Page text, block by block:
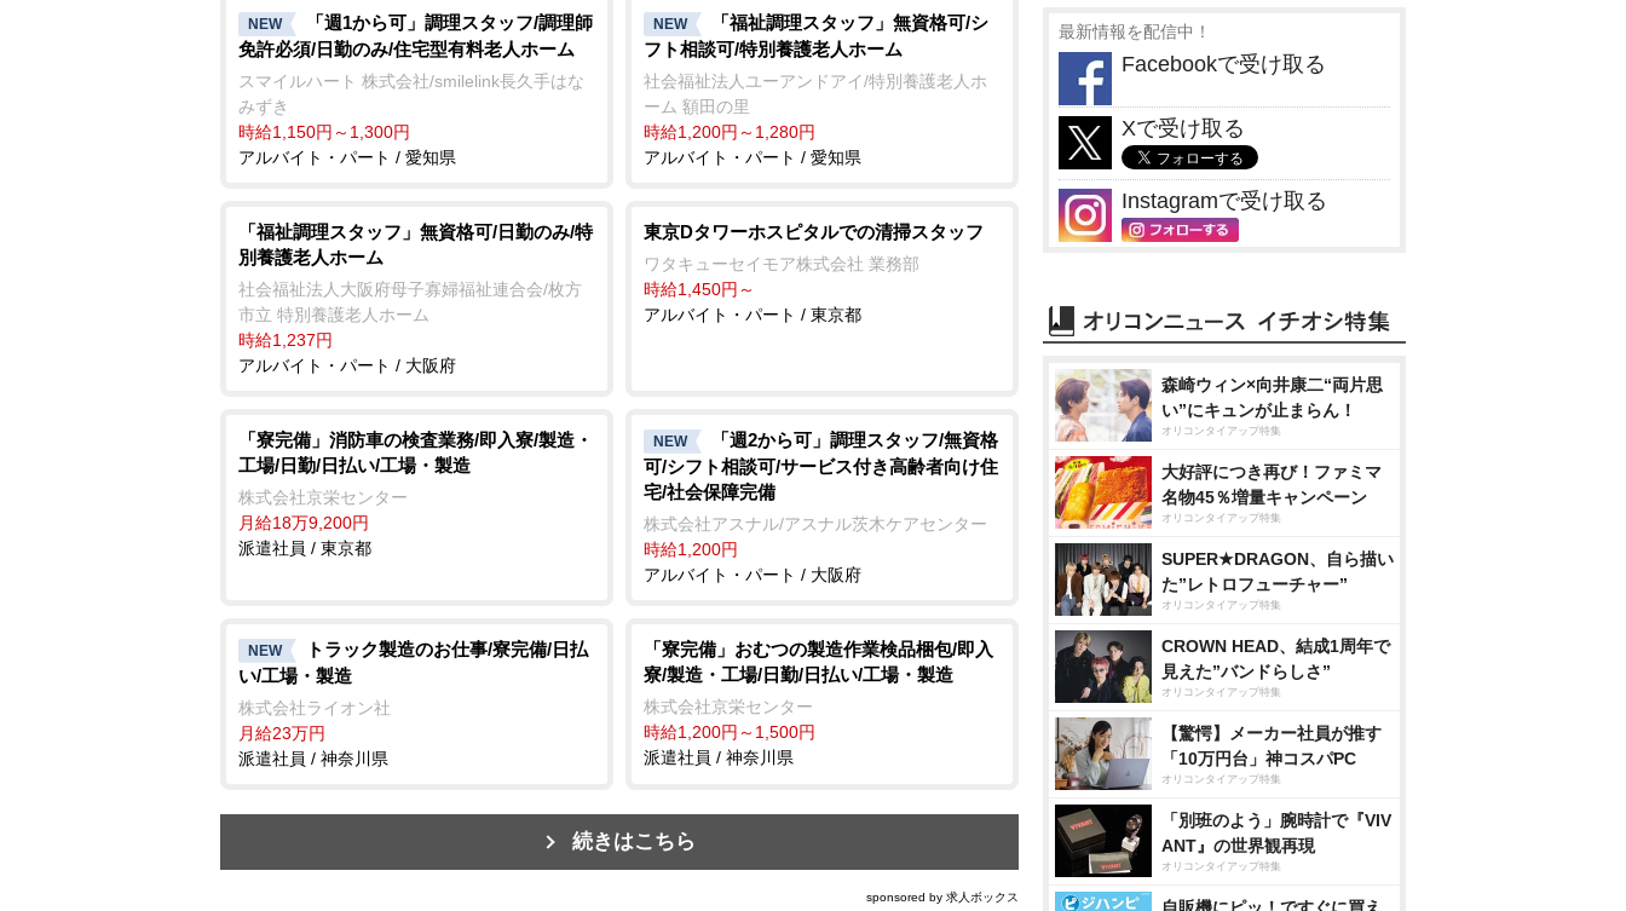
NEW
「週1から可」調理スタッフ/調理師
免許必須/日勤のみ/住宅型有料老人ホーム
スマイルハート 株式会社/smilelink長久手はな
みずき
時給1,150円～1,300円
アルバイト・パート / 愛知県
NEW
「福祉調理スタッフ」無資格可/シ
フト相談可/特別養護老人ホーム
社会福祉法人ユーアンドアイ/特別養護老人ホ
ーム 額田の里
時給1,200円～1,280円
アルバイト・パート / 愛知県
「福祉調理スタッフ」無資格可/日勤のみ/特
別養護老人ホーム
社会福祉法人大阪府母子寡婦福祉連合会/枚方
市立 特別養護老人ホーム
時給1,237円
アルバイト・パート / 大阪府
東京Dタワーホスピタルでの清掃スタッフ
ワタキューセイモア株式会社 業務部
時給1,450円～
アルバイト・パート / 東京都
「寮完備」消防車の検査業務/即入寮/製造・
工場/日勤/日払い/工場・製造
株式会社京栄センター
月給18万9,200円
派遣社員 / 東京都
NEW
「週2から可」調理スタッフ/無資格
可/シフト相談可/サービス付き高齢者向け住
宅/社会保障完備
株式会社アスナル/アスナル茨木ケアセンター
時給1,200円
アルバイト・パート / 大阪府
NEW
トラック製造のお仕事/寮完備/日払
い/工場・製造
株式会社ライオン社
月給23万円
派遣社員 / 神奈川県
「寮完備」おむつの製造作業検品梱包/即入
寮/製造・工場/日勤/日払い/工場・製造
株式会社京栄センター
時給1,200円～1,500円
派遣社員 / 神奈川県
続きはこちら
sponsored by 求人ボックス
最新情報を配信中！
Facebookで受け取る
Xで受け取る
Instagramで受け取る
森崎ウィン×向井康二“両片思
い”にキュンが止まらん！
オリコンタイアップ特集
大好評につき再び！ファミマ
名物45％増量キャンペーン
オリコンタイアップ特集
SUPER★DRAGON、自ら描い
た”レトロフューチャー”
オリコンタイアップ特集
CROWN HEAD、結成1周年で
見えた”バンドらしさ”
オリコンタイアップ特集
【驚愕】メーカー社員が推す
「10万円台」神コスパPC
オリコンタイアップ特集
「別班のよう」腕時計で『VIV
ANT』の世界観再現
オリコンタイアップ特集